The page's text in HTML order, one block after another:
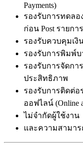
Payments)
รองรับการทดลอ
ก่อน Post รายการ
รองรับควบคุมเงิน
รองรับการพิมพ์
รองรับการจัดกา
ประสิทธิภาพ
รองรับการติดต่
ออฟไลน์ (Online
ไม่จำกัดผู้ใช้งาน
และความสามา